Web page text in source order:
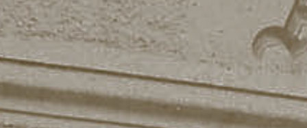
Mehr erfahren ...